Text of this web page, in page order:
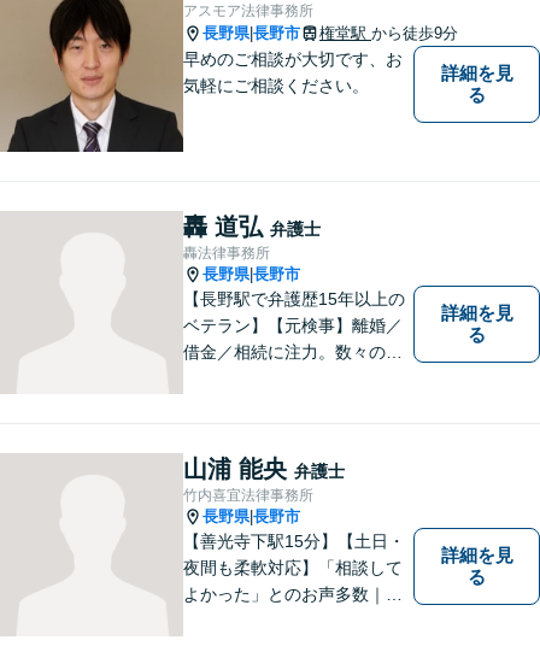
アスモア法律事務所
長野県|長野市 権堂駅 から徒歩9分
早めのご相談が大切です、お
気軽にご相談ください。
詳細を見
る
轟 道弘 弁護士
轟法律事務所
長野県|長野市
【長野駅で弁護歴15年以上の
ベテラン】【元検事】離婚／
借金／相続に注力。数々の実
様の権利を守ります。社会情
勢に合わせ、日々知見をアッ
プデートしながら事件に取り
組みます！【駐車場有】
詳細を見
る
山浦 能央 弁護士
竹内喜宜法律事務所
長野県|長野市
【善光寺下駅15分】【土日・
夜間も柔軟対応】「相談して
よかった」とのお声多数｜交
詳細を見
る